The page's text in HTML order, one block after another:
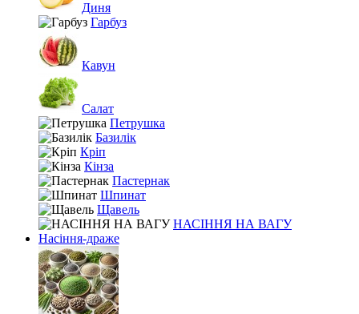
Диня
Гарбуз
Кавун
Салат
Петрушка
Базилік
Кріп
Кінза
Пастернак
Шпинат
Щавель
НАСІННЯ НА ВАГУ
Насіння-драже